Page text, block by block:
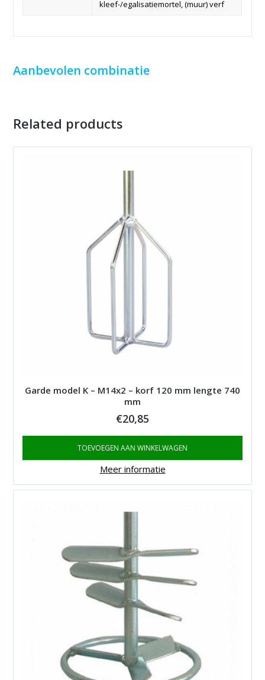
kleef-/egalisatiemortel, (muur) verf
Aanbevolen combinatie
Related products
Garde model K – M14x2 – korf 120 mm lengte 740
mm
€20,85
TOEVOEGEN AAN WINKELWAGEN
Meer informatie